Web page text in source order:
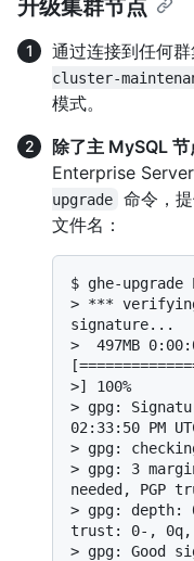
升级集群节点
通过连接到任何
cluster-
模式。
除了主 MySQL 节
Enterprise
upgrade
命令，
文件名：
$ ghe-upgrade
> *** verifying
signature...
>
497MB
>] 100%
> gpg:
02:33:50 PM
> gpg:
> gpg: 3
needed, PGP
> gpg:
trust: 0-, 0q,
> gpg: Good